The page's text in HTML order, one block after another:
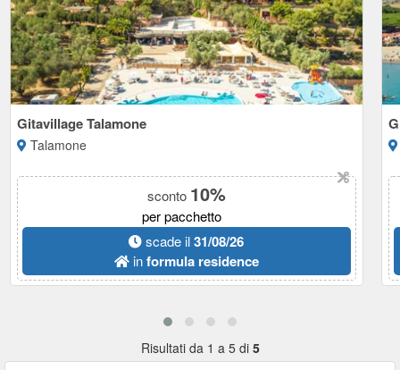
Gitavillage Talamone
Talamone
sconto 10%
per pacchetto
scade il31/08/26
informula residence
Risultati da 1 a 5 di 5